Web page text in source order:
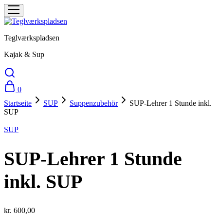
Teglværkspladsen
Kajak & Sup
0
Startseite
SUP Suppenzubehör
SUP-Lehrer 1 Stunde inkl.
SUP
SUP
SUP-Lehrer 1 Stunde
inkl. SUP
kr. 600,00